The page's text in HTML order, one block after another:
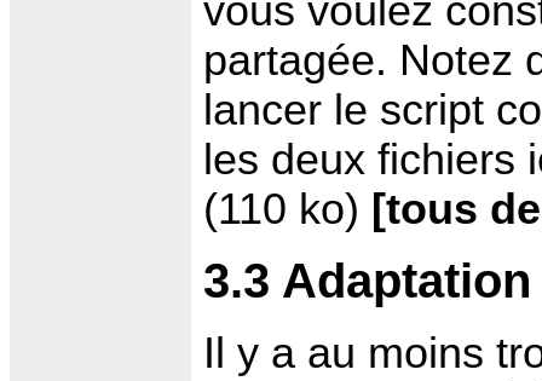
vous voulez
partagée. Notez
lancer le script
les deux fichiers
(110 ko) [tous
3.3
Il y a au moins